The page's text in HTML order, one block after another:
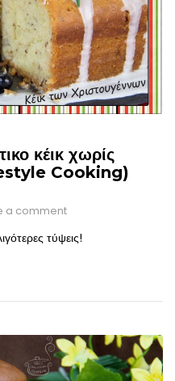
κέικ χωρίς
Cooking)
a comment
τύψεις!